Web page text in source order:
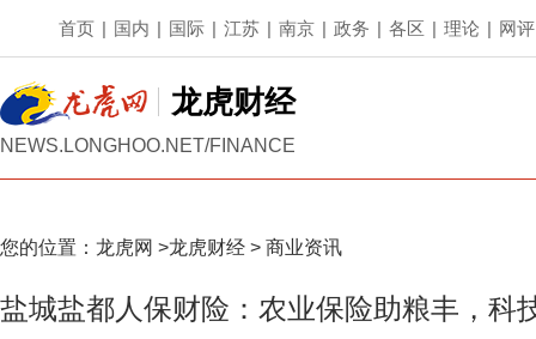
首页 | 国内 | 国际 | 江苏 | 南京 | 政务 | 各区 | 理论 | 网评
龙虎财经
NEWS.LONGHOO.NET/FINANCE
您的位置： 龙虎网 >龙虎财经 > 商业资讯
盐城盐都人保财险：农业保险助粮丰，科